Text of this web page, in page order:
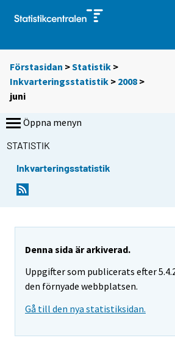
Förstasidan >Statistik >
Inkvarteringsstatistik > 2008 >
juni
Öppna menyn
STATISTIK
Inkvarteringsstatistik
Denna sida är arkiverad.
Uppgifter som publicerats efter
den förnyade webbplatsen.
Gå till den nya statistiksidan.